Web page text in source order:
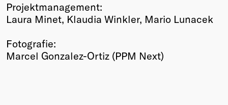
Projektmanagement:
Laura Minet, Klaudia Winkler, Mario Lunacek
Fotografie:
Marcel Gonzalez-Ortiz (PPM Next)